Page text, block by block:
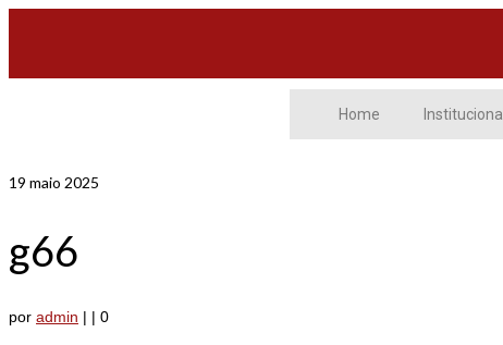
Home Institucional
19 maio 2025
g66
por admin | | 0